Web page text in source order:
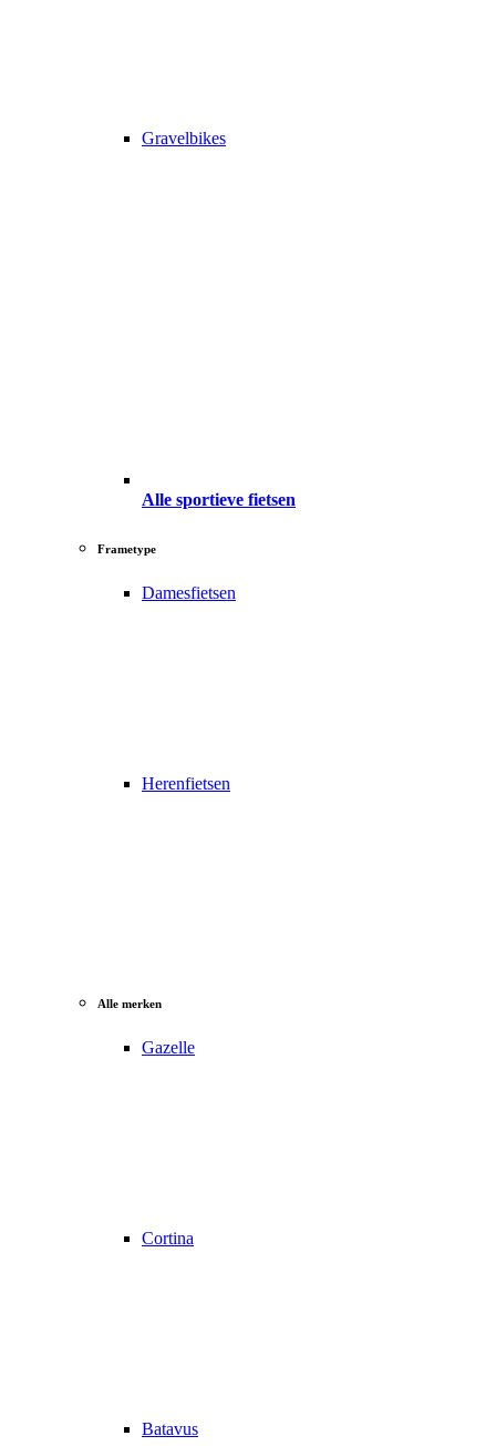
Gravelbikes
Alle sportieve fietsen
Frametype
Damesfietsen
Herenfietsen
Alle merken
Gazelle
Cortina
Batavus